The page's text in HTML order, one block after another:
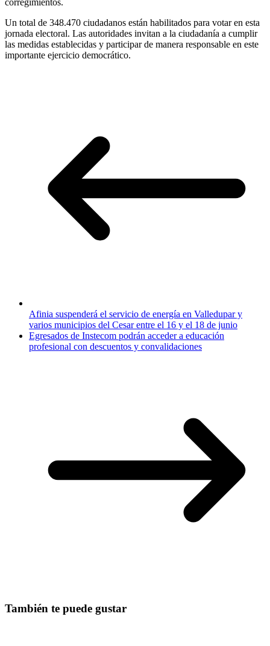
corregimientos.
Un total de 348.470 ciudadanos están habilitados para votar en esta
jornada electoral. Las autoridades invitan a la ciudadanía a cumplir
las medidas establecidas y participar de manera responsable en este
importante ejercicio democrático.
Afinia suspenderá el servicio de energía en Valledupar y
varios municipios del Cesar entre el 16 y el 18 de junio
Egresados de Instecom podrán acceder a educación
profesional con descuentos y convalidaciones
También te puede gustar